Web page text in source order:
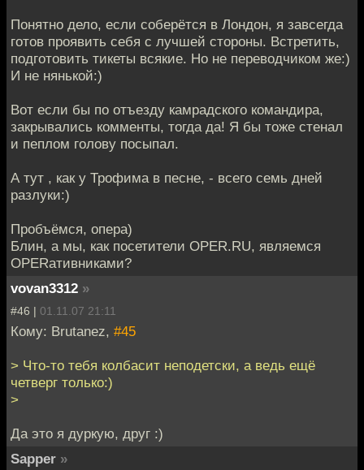
Понятно дело, если соберётся в Лондон, я завсегда
готов проявить себя с лучшей стороны. Встретить,
подготовить тикеты всякие. Но не переводчиком же:)
И не нянькой:)
Вот если бы по отъезду камрадского командира,
закрывались комменты, тогда да! Я бы тоже стенал
и пеплом голову посыпал.
А тут , как у Трофима в песне, - всего семь дней
разлуки:)
Пробъёмся, опера)
Блин, а мы, как посетители OPER.RU, являемся
OPERативниками?
vovan3312 »
#46 | 01.11.07 21:11
Кому: Brutanez, #45
> Что-то тебя колбасит неподетски, а ведь ещё
четверг только:)
>
Да это я дуркую, друг :)
Sapper »